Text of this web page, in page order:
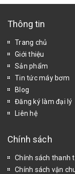
Thông tin
Trang chủ
Giới thiệu
Sản phẩm
Tin tức máy bơm
Blog
Đăng ký làm đại lý
Liên hệ
Chính sách
Chính sách thanh
Chính sách vận